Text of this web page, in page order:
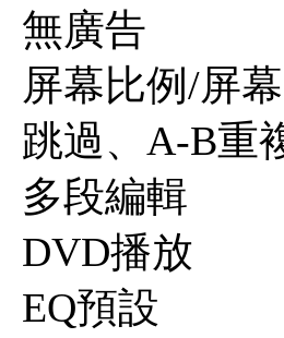
無廣告
屏幕比例/屏
跳過、A-B重
多段編輯
DVD播放
EQ預設